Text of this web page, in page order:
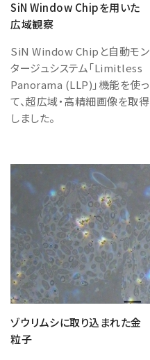
SiN Window Chipを用いた
広域観察
SiN Window Chipと自動モン
タージュシステム「Limitless
Panorama (LLP)」機能を使っ
て、超広域・高精細画像を取得
しました。
ゾウリムシに取り込まれた金
粒子